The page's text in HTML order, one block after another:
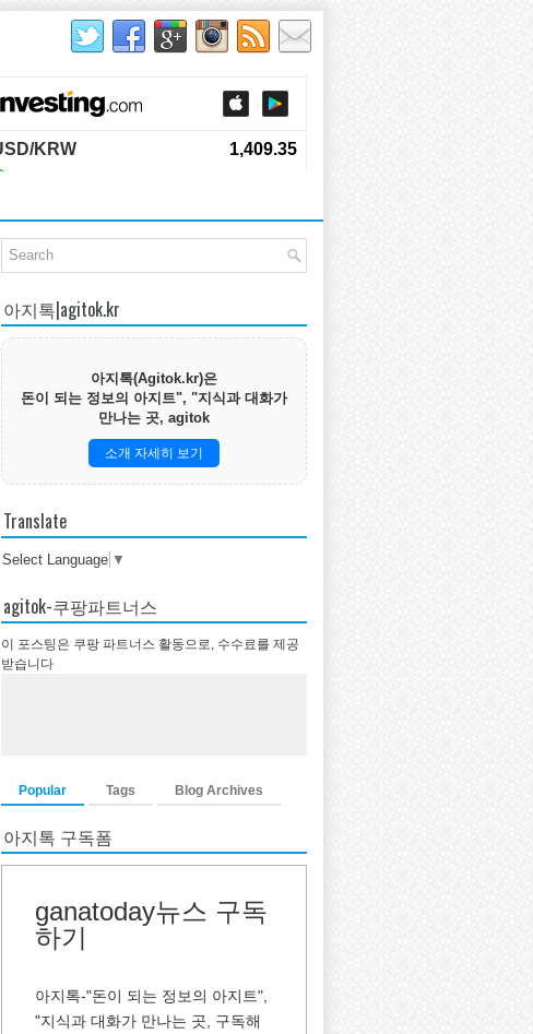
아지톡|agitok.kr
아지톡(Agitok.kr)은
돈이 되는 정보의 아지트", "지식과 대화가
만나는 곳, agitok
소개 자세히 보기
Translate
Select Language ▼
agitok-쿠팡파트너스
이 포스팅은 쿠팡 파트너스 활동으로, 수수료를 제공
받습니다
Popular Tags Blog Archives
아지톡 구독폼
ganatoday뉴스 구독
하기
아지톡-"돈이 되는 정보의 아지트",
"지식과 대화가 만나는 곳, 구독해